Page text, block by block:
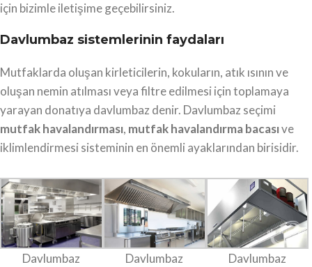
için bizimle iletişime geçebilirsiniz.
Davlumbaz sistemlerinin faydaları
Mutfaklarda oluşan kirleticilerin, kokuların, atık ısının ve
oluşan nemin atılması veya filtre edilmesi için toplamaya
yarayan donatıya davlumbaz denir. Davlumbaz seçimi
mutfak havalandırması, mutfak havalandırma bacasıve
iklimlendirmesi sisteminin en önemli ayaklarından birisidir.
Davlumbaz
Davlumbaz
Davlumbaz